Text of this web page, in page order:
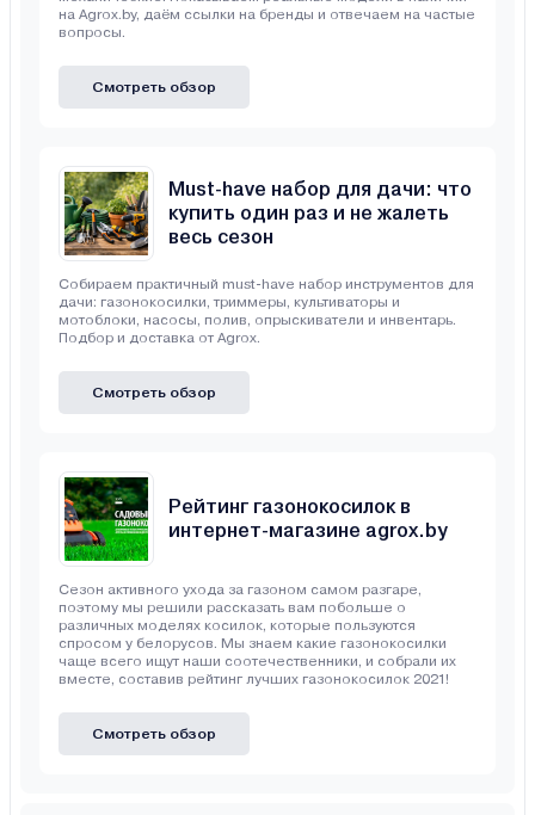
на Agrox.by, даём ссылки на бренды и отвечаем на частые
вопросы.
Смотреть обзор
Must-have набор для дачи: что
купить один раз и не жалеть
весь сезон
Собираем практичный must-have набор инструментов для
дачи: газонокосилки, триммеры, культиваторы и
мотоблоки, насосы, полив, опрыскиватели и инвентарь.
Подбор и доставка от Agrox.
Смотреть обзор
Рейтинг газонокосилок в
интернет-магазине agrox.by
Сезон активного ухода за газоном самом разгаре,
поэтому мы решили рассказать вам побольше о
различных моделях косилок, которые пользуются
спросом у белорусов. Мы знаем какие газонокосилки
чаще всего ищут наши соотечественники, и собрали их
вместе, составив рейтинг лучших газонокосилок 2021!
Смотреть обзор